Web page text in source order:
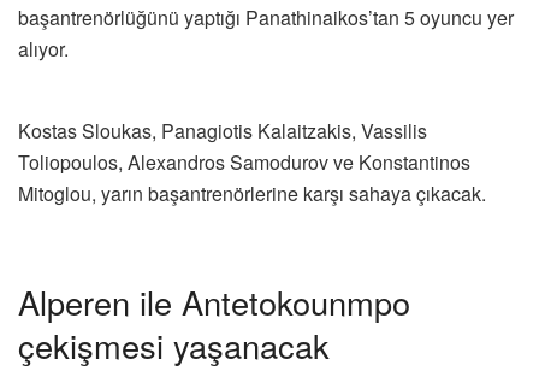
başantrenörlüğünü yaptığı Panathinaikos’tan 5 oyuncu yer
alıyor.
Kostas Sloukas, Panagiotis Kalaitzakis, Vassilis
Toliopoulos, Alexandros Samodurov ve Konstantinos
Mitoglou, yarın başantrenörlerine karşı sahaya çıkacak.
Alperen ile Antetokounmpo
çekişmesi yaşanacak